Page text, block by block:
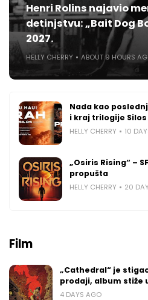
Henri Rolins najavio
detinjstvu: „Bait Dog
2027.
HELLY CHERRY ABOUT 9 HOURS
Nada kao
i kraj trilogije Silos
HELLY CHERRY 10
„Osiris Rising“ –
propušta
HELLY CHERRY 20
Film
„Cathedral“ je
prodaji, album stiže
4 DAYS AGO